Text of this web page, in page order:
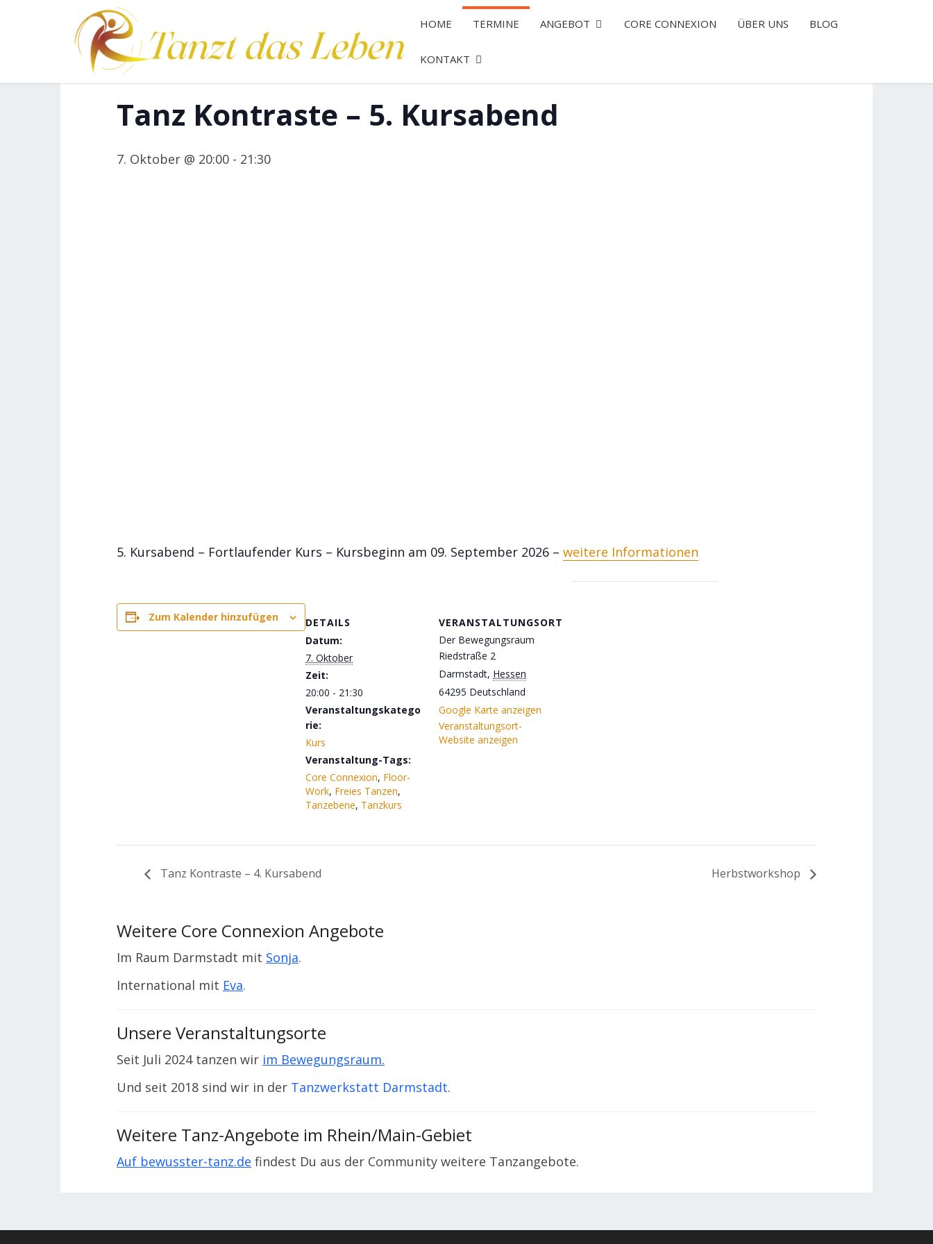
HOME TERMINE ANGEBOT CORE CONNEXION ÜBER UNS BLOG
KONTAKT
.
« Alle Veranstaltungen
Tanz Kontraste – 5. Kursabend
7. Oktober @ 20:00 - 21:30
5. Kursabend – Fortlaufender Kurs – Kursbeginn am 09. September 2026 – weitere Informationen
Zum Kalender hinzufügen
DETAILS
Datum:
7. Oktober
Zeit:
20:00 - 21:30
Veranstaltungskatego
rie:
Kurs
Veranstaltung-Tags:
Core Connexion, Floor-
Work, Freies Tanzen,
Tanzebene, Tanzkurs
VERANSTALTUNGSORT
Der Bewegungsraum
Riedstraße 2
Darmstadt, Hessen
64295 Deutschland
Google Karte anzeigen
Veranstaltungsort-
Website anzeigen
Tanz Kontraste – 4. Kursabend Herbstworkshop
Weitere Core Connexion Angebote
Im Raum Darmstadt mit Sonja.
International mit Eva.
Unsere Veranstaltungsorte
Seit Juli 2024 tanzen wir im Bewegungsraum.
Und seit 2018 sind wir in der Tanzwerkstatt Darmstadt.
Weitere Tanz-Angebote im Rhein/Main-Gebiet
Auf bewusster-tanz.de findest Du aus der Community weitere Tanzangebote.